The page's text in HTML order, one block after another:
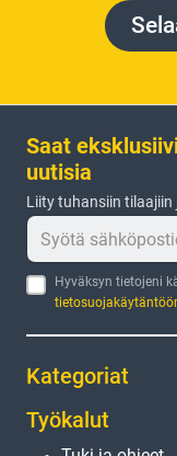
Saat
uutisia
Liity tuhansiin
Hyväksyn tietojeni
Kategoriat
Työkalut